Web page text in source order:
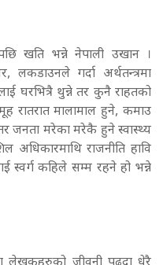
खति भन्ने नेपाली उखान ।
लकडाउनले गर्दा अर्थतन्त्रमा
घरभित्रै थुन्ने तर कुनै राहतको
रातरात मालामाल हुने, कमाउ
जनता मरेका मरेकै हुने स्वास्थ्य
अधिकारमाथि राजनीति हावि
स्वर्ग कहिले सम्म रहने हो भन्ने